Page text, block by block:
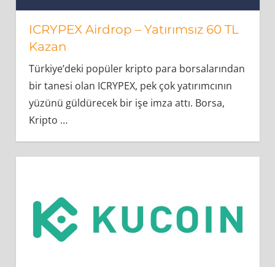
ICRYPEX Airdrop – Yatırımsız 60 TL
Kazan
Türkiye’deki popüler kripto para borsalarından
bir tanesi olan ICRYPEX, pek çok yatırımcının
yüzünü güldürecek bir işe imza attı. Borsa,
Kripto …